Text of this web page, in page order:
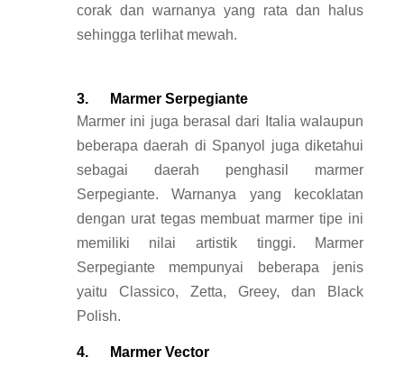
corak dan warnanya yang rata dan halus
sehingga terlihat mewah.
3. Marmer Serpegiante
Marmer ini juga berasal dari Italia walaupun
beberapa daerah di Spanyol juga diketahui
sebagai daerah penghasil marmer
Serpegiante. Warnanya yang kecoklatan
dengan urat tegas membuat marmer tipe ini
memiliki nilai artistik tinggi. Marmer
Serpegiante mempunyai beberapa jenis
yaitu Classico, Zetta, Greey, dan Black
Polish.
4. Marmer Vector